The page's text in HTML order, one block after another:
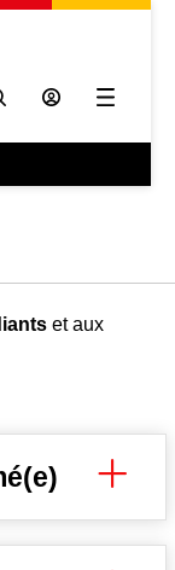
Ouvrir
et aux